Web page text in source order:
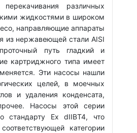
различных
жидкостями в широком
направляющие аппараты
из нержавеющей стали AISI
путь гладкий и
картриджного типа имеет
Эти насосы нашли
целей, в моечных
и удаления конденсата,
Насосы этой серии
стандарту Ex dIIBT4, что
категории